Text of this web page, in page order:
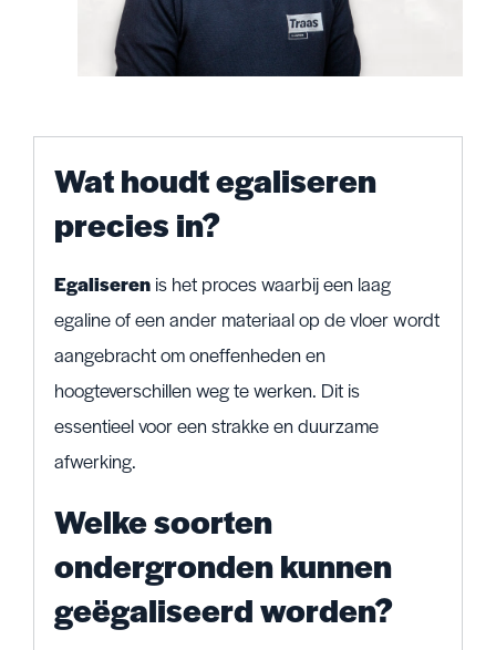
Wat houdt egaliseren
precies in?
Egaliseren is het proces waarbij een laag
egaline of een ander materiaal op de vloer wordt
aangebracht om oneffenheden en
hoogteverschillen weg te werken. Dit is
essentieel voor een strakke en duurzame
afwerking.
Welke soorten
ondergronden kunnen
geëgaliseerd worden?